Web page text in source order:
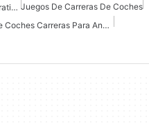
Juegos De Carreras De Coches Gratis Para Android Juegos De Carreras De Coches
Juegos De Coches Carreras Para Android